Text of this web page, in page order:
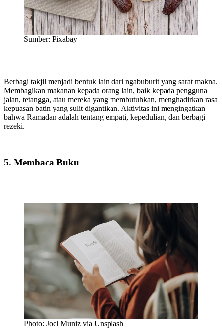
Sumber: Pixabay
Berbagi takjil menjadi bentuk lain dari ngabuburit yang sarat makna.
Membagikan makanan kepada orang lain, baik kepada pengguna
jalan, tetangga, atau mereka yang membutuhkan, menghadirkan rasa
kepuasan batin yang sulit digantikan. Aktivitas ini mengingatkan
bahwa Ramadan adalah tentang empati, kepedulian, dan berbagi
rezeki.
5. Membaca Buku
Photo: Joel Muniz via Unsplash